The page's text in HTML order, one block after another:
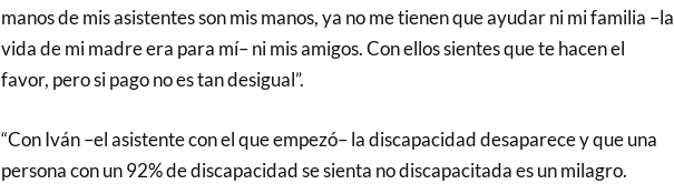
manos de mis asistentes son mis manos, ya no me tienen que ayudar ni mi familia –la
vida de mi madre era para mí– ni mis amigos. Con ellos sientes que te hacen el
favor, pero si pago no es tan desigual”.
“Con Iván –el asistente con el que empezó– la discapacidad desaparece y que una
persona con un 92% de discapacidad se sienta no discapacitada es un milagro.